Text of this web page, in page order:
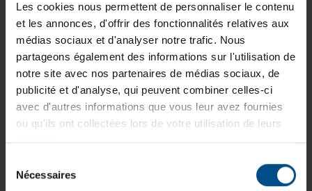
Les cookies nous permettent de personnaliser le contenu
et les annonces, d'offrir des fonctionnalités relatives aux
médias sociaux et d'analyser notre trafic. Nous
partageons également des informations sur l'utilisation de
notre site avec nos partenaires de médias sociaux, de
publicité et d'analyse, qui peuvent combiner celles-ci
avec d'autres informations que vous leur avez fournies
ou qu'ils ont collectées lors de votre utilisation de leurs
services.
Nécessaires
Informations sur le produit
Le Dell OptiPlex 7010 au format Small Form
Factor est un ordinateur de bureau reconditionné
conçu pour un usage professionnel quotidien.
Équipé d’un processeur Intel Core i3 de 13e
génération, de 16 Go de mémoire vive DDR4 et
un environnement fluide pour les tâches